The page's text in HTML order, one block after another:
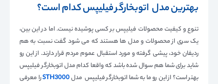
بهترین مدل اتوبخارگر فیلیپس کدام است؟
تنوع و کیفیت محصولات فیلیپس بر کسی پوشیده نیست. اما در این بین،
یک سری از محصولات و مدل ها هستند که می شود گفت نسبت به هم
ردیفان خود، پیشی گرفته و مورد استقبال عموم مردم قرار دارند. از این رو
شاید برای شما هم سوال شده باشد که واقعا کدام مدل اتوبخارگر فیلیپس
بهتر است؟ از این رو ما به شما اتوبخارگر فیلیپس مدلSTH3000را معرفی